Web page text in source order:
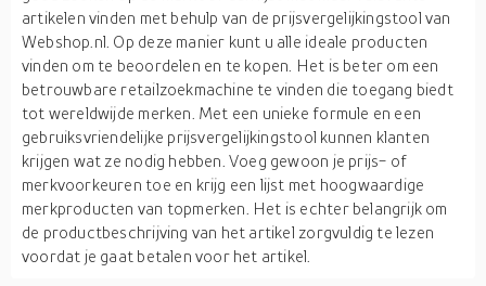
artikelen vinden met behulp van de prijsvergelijkingstool van
Webshop.nl. Op deze manier kunt u alle ideale producten
vinden om te beoordelen en te kopen. Het is beter om een
betrouwbare retailzoekmachine te vinden die toegang biedt
tot wereldwijde merken. Met een unieke formule en een
gebruiksvriendelijke prijsvergelijkingstool kunnen klanten
krijgen wat ze nodig hebben. Voeg gewoon je prijs- of
merkvoorkeuren toe en krijg een lijst met hoogwaardige
merkproducten van topmerken. Het is echter belangrijk om
de productbeschrijving van het artikel zorgvuldig te lezen
voordat je gaat betalen voor het artikel.